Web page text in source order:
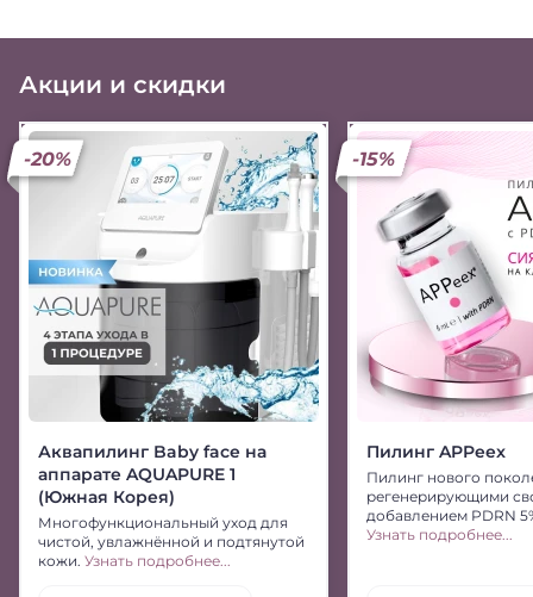
Акции и скидки
Аквапилинг Baby face на
аппарате AQUAPURE 1
(Южная Корея)
Многофункциональный уход для
чистой, увлажнённой и подтянутой
кожи. Узнать подробнее...
-20%
Пилинг APPeex
Пилинг нового
регенерирующими
добавлением PDRN
Узнать подробнее...
-15%